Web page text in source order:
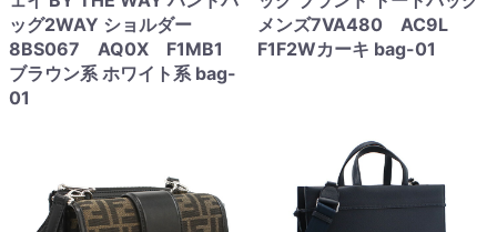
ッグ2WAY ショルダー
8BS067 AQ0X F1MB1
ブラウン系 ホワイト系 bag-
01
メンズ7VA480 AC9L
F1F2Wカーキ bag-01